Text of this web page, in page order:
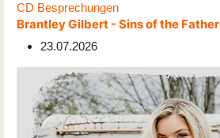
CD Besprechungen
Brantley Gilbert - Sins of the Father
23.07.2026